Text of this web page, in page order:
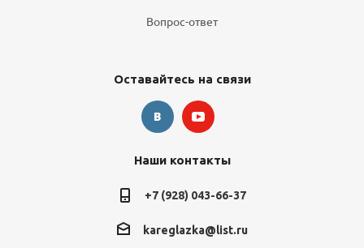
Вопрос-ответ
Оставайтесь на связи
Наши контакты
+7 (928) 043-66-37
kareglazka@list.ru